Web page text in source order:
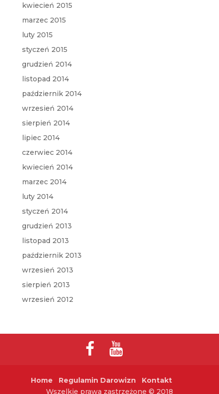
kwiecień 2015
marzec 2015
luty 2015
styczeń 2015
grudzień 2014
listopad 2014
październik 2014
wrzesień 2014
sierpień 2014
lipiec 2014
czerwiec 2014
kwiecień 2014
marzec 2014
luty 2014
styczeń 2014
grudzień 2013
listopad 2013
październik 2013
wrzesień 2013
sierpień 2013
wrzesień 2012
Home Regulamin Darowizn
Kontakt
Wszelkie prawa zastrzeżone © 2018